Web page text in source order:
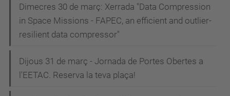
Dimecres 30 de març: Xerrada "Data Compression
in Space Missions - FAPEC, an efficient and outlier-
resilient data compressor"
Dijous 31 de març - Jornada de Portes Obertes a
l'EETAC. Reserva la teva plaça!